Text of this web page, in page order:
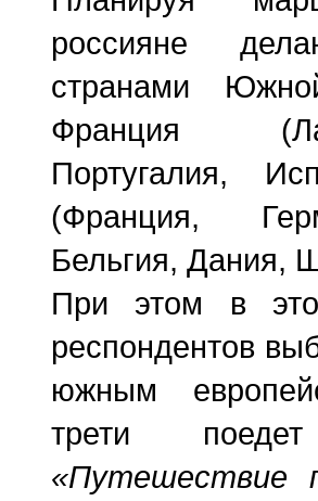
россияне
странами
Франция
Португалия,
(Франция,
Бельгия, Дания,
При этом в
респондентов
южным
трети
«Путешествие